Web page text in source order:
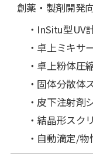
創薬・製剤開発
InSitu型UV
卓上ミキサ
卓上粉体圧
固体分散体
皮下注射剤
結晶形スク
自動滴定/物